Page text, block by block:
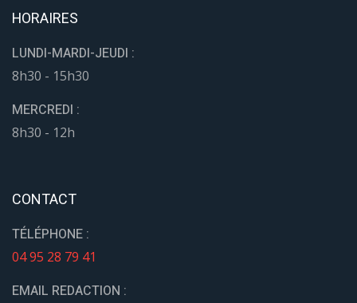
HORAIRES
LUNDI-MARDI-JEUDI :
8h30 - 15h30
MERCREDI :
8h30 - 12h
CONTACT
TÉLÉPHONE :
04 95 28 79 41
EMAIL REDACTION :